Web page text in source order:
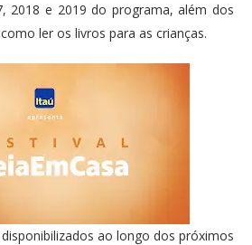
2018 e 2019 do programa, além dos
ler os livros para as crianças.
ao longo dos próximos